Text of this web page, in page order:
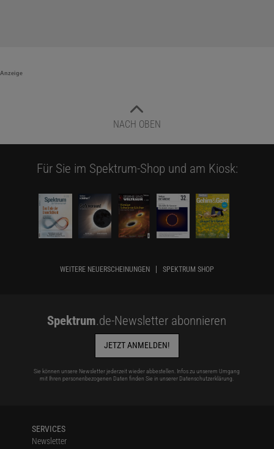
Anzeige
NACH OBEN
Für Sie im Spektrum-Shop und am Kiosk:
WEITERE NEUERSCHEINUNGEN SPEKTRUM SHOP
Spektrum.de-Newsletter abonnieren
JETZT ANMELDEN!
Sie können unsere Newsletter jederzeit wieder abbestellen. Infos zu unserem Umgang
mit Ihren personenbezogenen Daten finden Sie in unserer Datenschutzerklärung.
SERVICES
Newsletter